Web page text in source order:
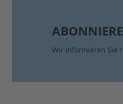
Wir informieren Sie